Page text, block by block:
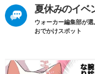
夏休みのイベ
ウォーカー編集部が
おでかけスポット